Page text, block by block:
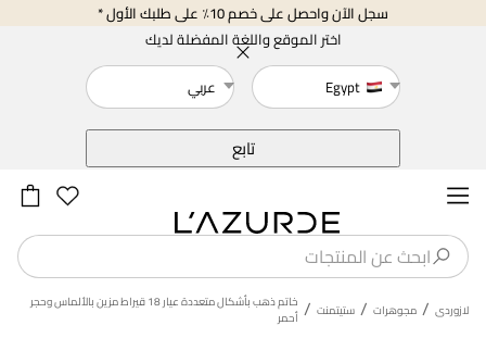
سجل الآن واحصل على خصم 10٪ على طلبك الأول *
اختر الموقع واللغة المفضلة لديك
Egypt
عربي
تابع
لازوردى / مجوهرات / ستيتمنت / خاتم ذهب بأشكال متعددة عيار 18 قيراط مزين بالألماس وحجر
أحمر